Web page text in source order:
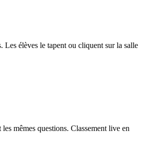
Les élèves le tapent ou cliquent sur la salle
mêmes questions. Classement live en